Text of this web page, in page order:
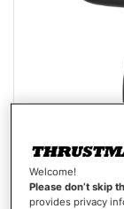
Welcome!
Please don’t skip
provides privacy